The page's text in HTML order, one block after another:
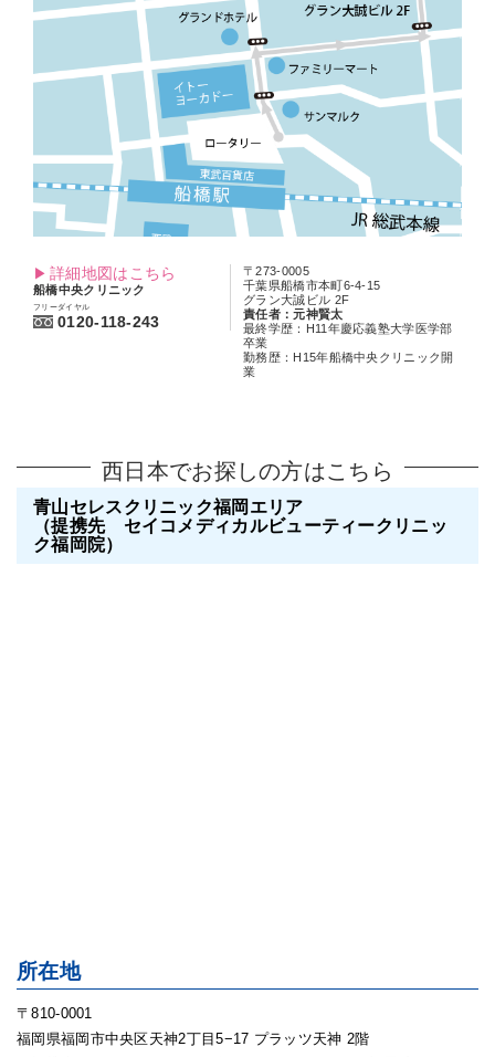
詳細地図はこちら
船橋中央クリニック
フリーダイヤル
0120-118-243
〒273-0005
千葉県船橋市本町6-4-15
グラン大誠ビル 2F
責任者：元神賢太
最終学歴：H11年慶応義塾大学医学部
卒業
勤務歴：H15年船橋中央クリニック開
業
西日本でお探しの方はこちら
青山セレスクリニック福岡エリア
（提携先 セイコメディカルビューティークリニッ
ク福岡院）
所在地
〒810-0001
福岡県福岡市中央区天神2丁目5−17 プラッツ天神 2階